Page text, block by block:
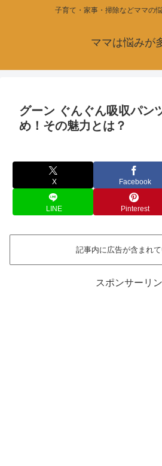
子育て・家事・掃除などママの
ママは悩みが
グーン ぐんぐん吸収パン
め！その魅力とは？
X Facebook
LINE Pinterest
記事内に広告が含まれて
スポンサーリ